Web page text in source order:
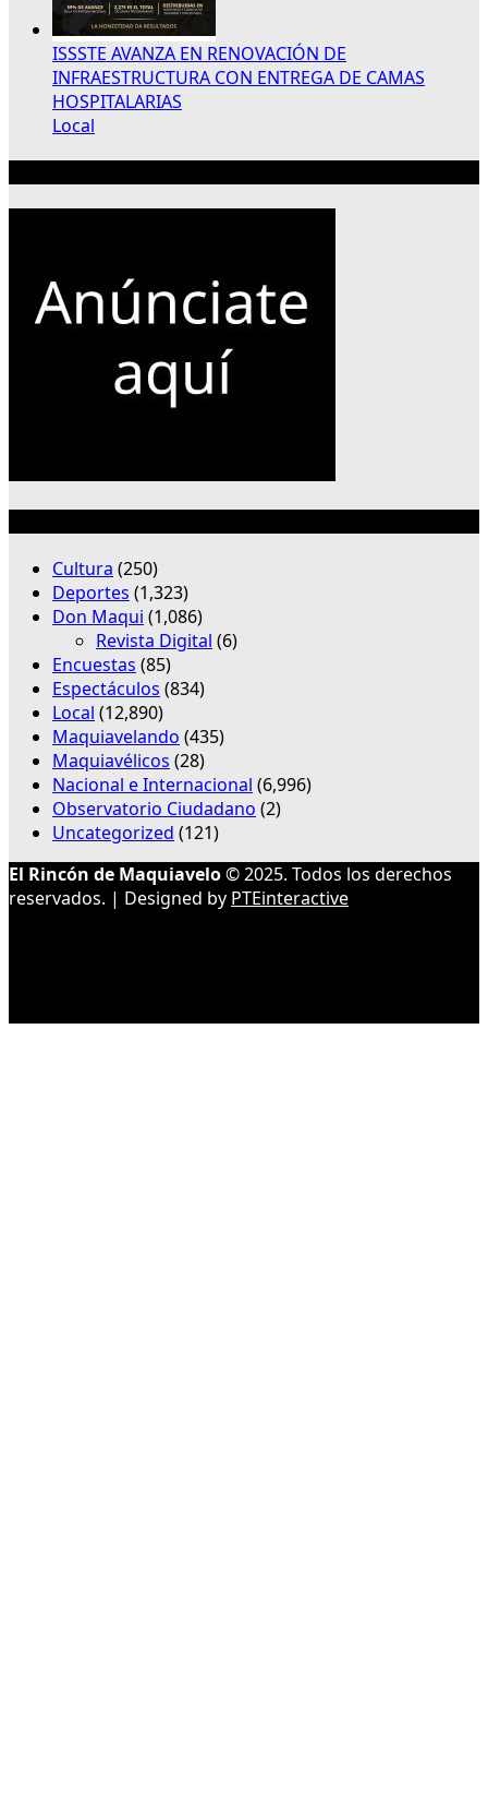
ISSSTE AVANZA EN RENOVACIÓN DE
INFRAESTRUCTURA CON ENTREGA DE CAMAS
HOSPITALARIAS
Local
Cultura (250)
Deportes (1,323)
Don Maqui (1,086)
Revista Digital (6)
Encuestas (85)
Espectáculos (834)
Local (12,890)
Maquiavelando (435)
Maquiavélicos (28)
Nacional e Internacional (6,996)
Observatorio Ciudadano (2)
Uncategorized (121)
El Rincón de Maquiavelo© 2025. Todos los derechos
reservados. | Designed by PTEinteractive